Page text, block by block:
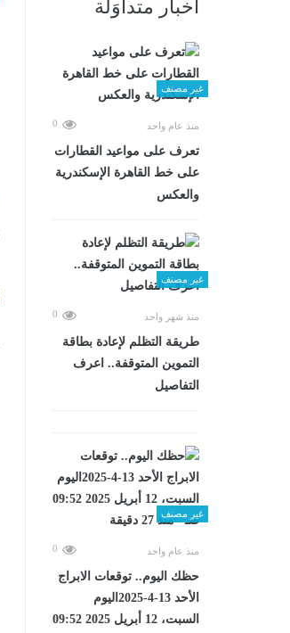
أخبار متداوَلة
غير مصنف
منذ عام واحد 0
تعرف على مواعيد القطارات
على خط القاهرة الإسكندرية
والعكس
غير مصنف
منذ شهر واحد 0
طريقة التظلم لإعادة بطاقة
التموين المتوقفة.. اعرف
التفاصيل
غير مصنف
منذ عام واحد 0
حظك اليوم.. توقعات الابراج
الأحد 13-4-2025اليوم
السبت، 12 أبريل 2025 09:52